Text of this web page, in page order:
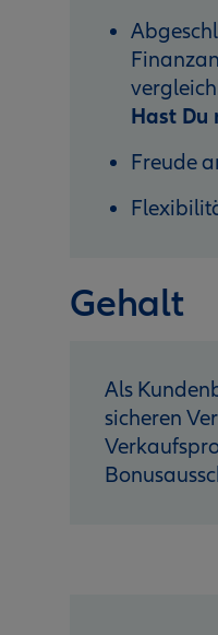
Hast Du
Freude
Gehalt
Als
sicheren